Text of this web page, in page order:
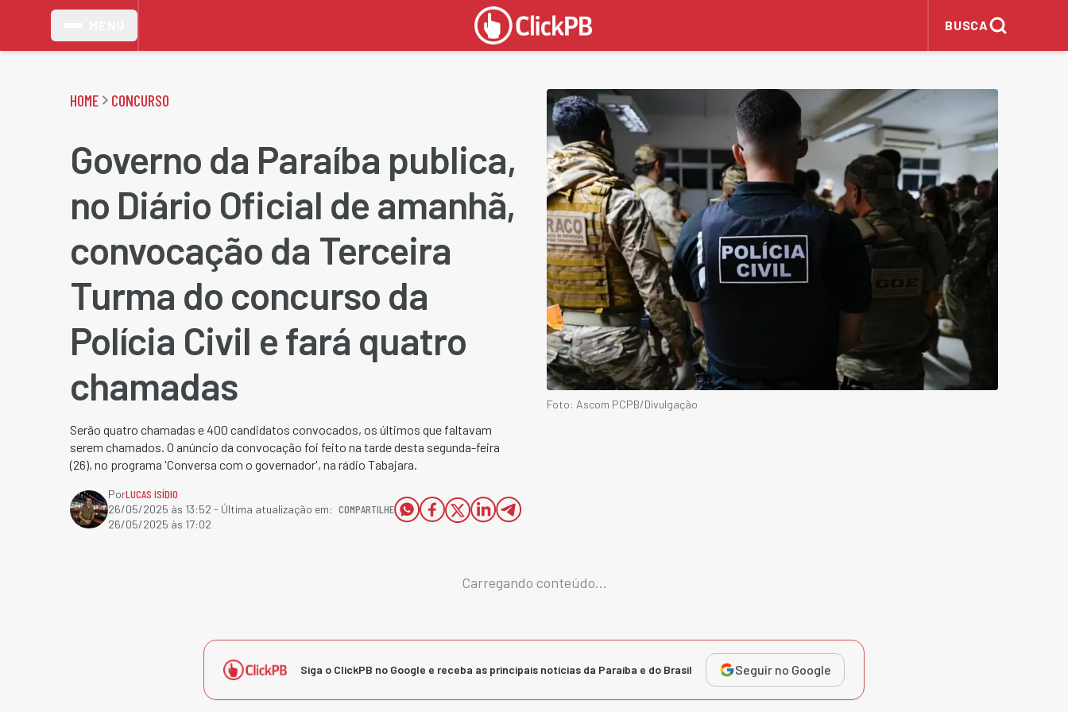
BUSCA
HOME CONCURSO
Governo da Paraíba publica,
no Diário Oficial de amanhã,
convocação da Terceira
Turma do concurso da
Polícia Civil e fará quatro
chamadas
Serão quatro chamadas e 400 candidatos convocados, os últimos que faltavam
serem chamados. O anúncio da convocação foi feito na tarde desta segunda-feira
(26), no programa 'Conversa com o governador', na rádio Tabajara.
PorLUCAS ISÍDIO
26/05/2025 às 13:52 - Última atualização em:
26/05/2025 às 17:02
COMPARTILHE
Foto: Ascom PCPB/Divulgação
Carregando conteúdo...
Siga o ClickPB no Google e receba as principais notícias da Paraíba e do Brasil Seguir no Google